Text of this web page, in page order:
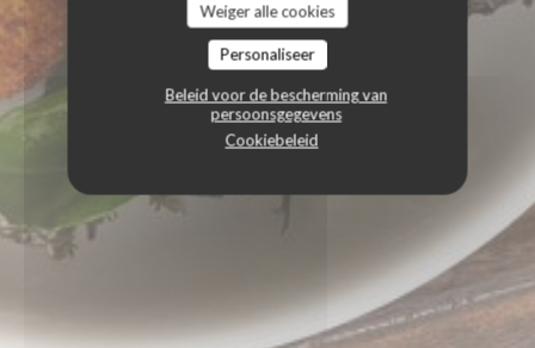
Weiger alle cookies
Personaliseer
Beleid voor de bescherming van
persoonsgegevens
Cookiebeleid